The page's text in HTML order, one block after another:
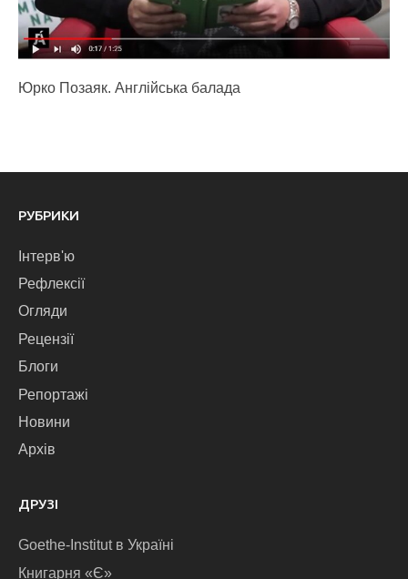
Юрко Позаяк. Англійська балада
РУБРИКИ
Інтерв'ю
Рефлексії
Огляди
Рецензії
Блоги
Репортажі
Новини
Архів
ДРУЗІ
Goethe-Institut в Україні
Книгарня «Є»